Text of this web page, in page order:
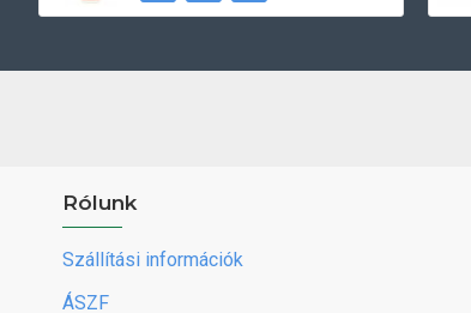
Rólunk
Szállítási információk
ÁSZF